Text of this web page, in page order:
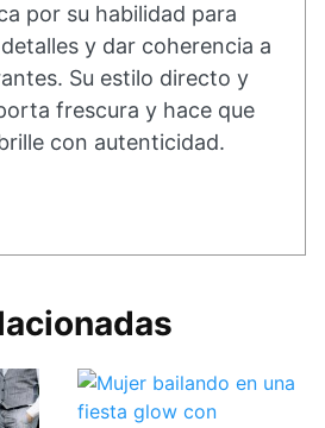
por su habilidad para
y dar coherencia a
Su estilo directo y
frescura y hace que
con autenticidad.